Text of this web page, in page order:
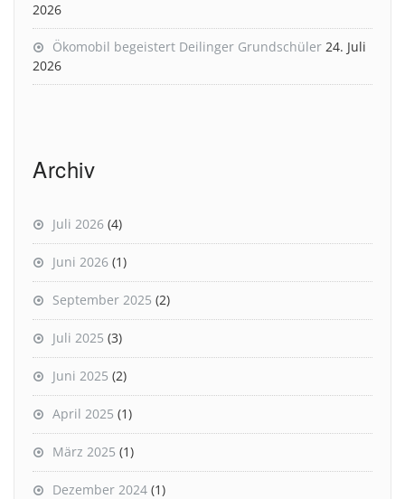
2026
Ökomobil begeistert Deilinger Grundschüler 24. Juli
2026
Archiv
Juli 2026 (4)
Juni 2026 (1)
September 2025 (2)
Juli 2025 (3)
Juni 2025 (2)
April 2025 (1)
März 2025 (1)
Dezember 2024 (1)